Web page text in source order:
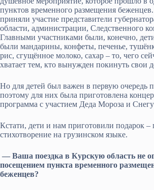
пунктов временного размещения
приняли участие представители
области, администрации, Следственного
Главными участниками были, конечно,
были мандарины, конфеты, печенье,
рис, сгущённое молоко, сахар – то, чего
хватает тем, кто вынужден покинуть свои
Но для детей был важен в первую очередь
поэтому для них была приготовлена
программа с участием Деда Мороза и
Кстати, дети и нам приготовили подарок –
стихотворение на грузинском языке.
— Ваша поездка в Курскую область не
посещением пункта временного
беженцев?